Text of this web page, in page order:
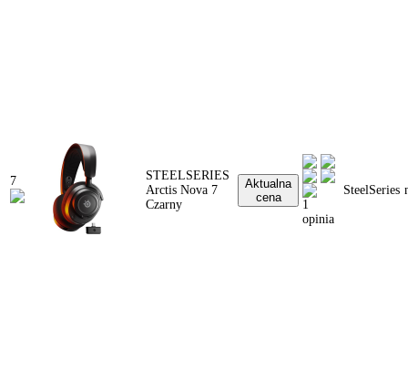
7
STEELSERIES
Arctis Nova 7
Czarny
Aktualna
cena
1
opinia
SteelSeries